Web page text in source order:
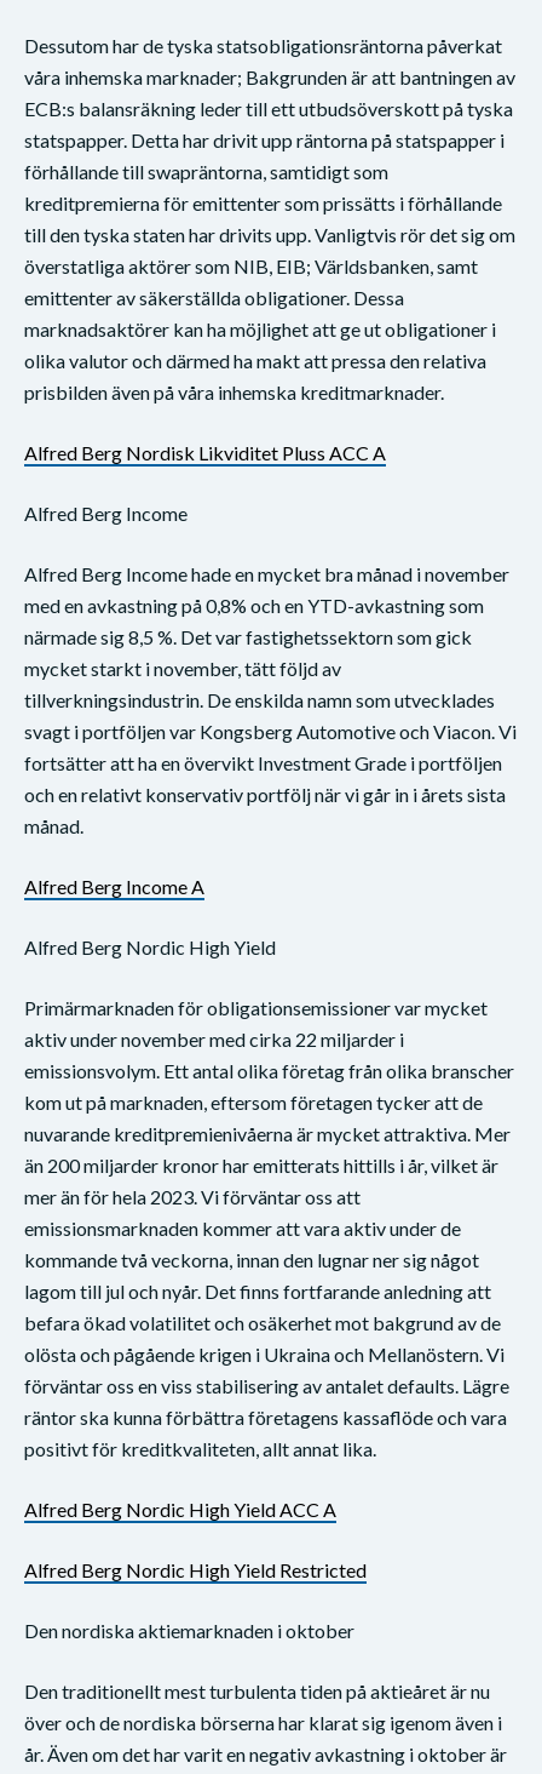
Dessutom har de tyska statsobligationsräntorna påverkat
våra inhemska marknader; Bakgrunden är att bantningen av
ECB:s balansräkning leder till ett utbudsöverskott på tyska
statspapper. Detta har drivit upp räntorna på statspapper i
förhållande till swapräntorna, samtidigt som
kreditpremierna för emittenter som prissätts i förhållande
till den tyska staten har drivits upp. Vanligtvis rör det sig om
överstatliga aktörer som NIB, EIB; Världsbanken, samt
emittenter av säkerställda obligationer. Dessa
marknadsaktörer kan ha möjlighet att ge ut obligationer i
olika valutor och därmed ha makt att pressa den relativa
prisbilden även på våra inhemska kreditmarknader.
Alfred Berg Nordisk Likviditet Pluss ACC A
Alfred Berg Income
Alfred Berg Income hade en mycket bra månad i november
med en avkastning på 0,8% och en YTD-avkastning som
närmade sig 8,5 %. Det var fastighetssektorn som gick
mycket starkt i november, tätt följd av
tillverkningsindustrin. De enskilda namn som utvecklades
svagt i portföljen var Kongsberg Automotive och Viacon. Vi
fortsätter att ha en övervikt Investment Grade i portföljen
och en relativt konservativ portfölj när vi går in i årets sista
månad.
Alfred Berg Income A
Alfred Berg Nordic High Yield
Primärmarknaden för obligationsemissioner var mycket
aktiv under november med cirka 22 miljarder i
emissionsvolym. Ett antal olika företag från olika branscher
kom ut på marknaden, eftersom företagen tycker att de
nuvarande kreditpremienivåerna är mycket attraktiva. Mer
än 200 miljarder kronor har emitterats hittills i år, vilket är
mer än för hela 2023. Vi förväntar oss att
emissionsmarknaden kommer att vara aktiv under de
kommande två veckorna, innan den lugnar ner sig något
lagom till jul och nyår. Det finns fortfarande anledning att
befara ökad volatilitet och osäkerhet mot bakgrund av de
olösta och pågående krigen i Ukraina och Mellanöstern. Vi
förväntar oss en viss stabilisering av antalet defaults. Lägre
räntor ska kunna förbättra företagens kassaflöde och vara
positivt för kreditkvaliteten, allt annat lika.
Alfred Berg Nordic High Yield ACC A
Alfred Berg Nordic High Yield Restricted
Den nordiska aktiemarknaden i oktober
Den traditionellt mest turbulenta tiden på aktieåret är nu
över och de nordiska börserna har klarat sig igenom även i
år. Även om det har varit en negativ avkastning i oktober är